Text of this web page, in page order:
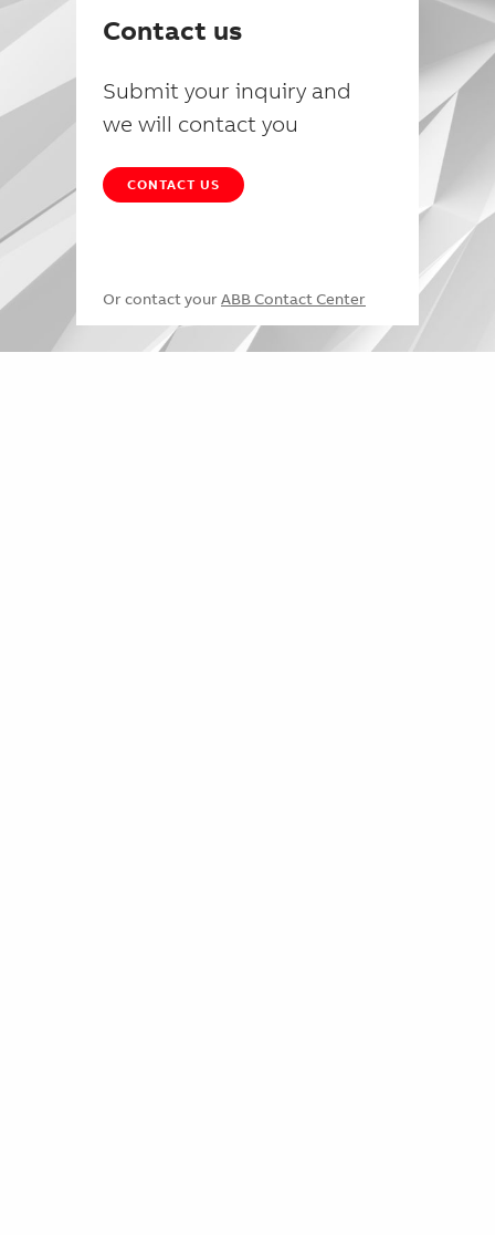
Contact us
Submit your inquiry and
we will contact you
CONTACT US
Or contact your ABB Contact Center